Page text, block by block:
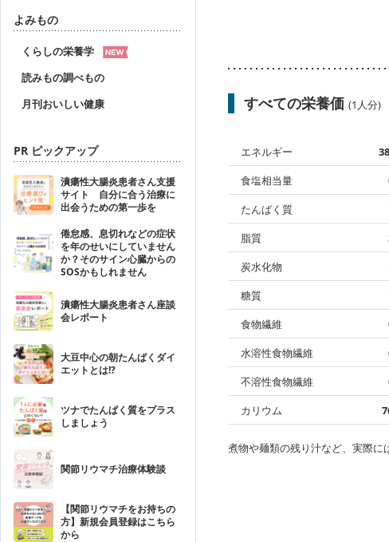
よみもの
くらしの栄養学
読みもの調べもの
月刊おいしい健康
PR ピックアップ
潰瘍性大腸炎患者さん支援
サイト 自分に合う治療に
出会うための第一歩を
倦怠感、息切れなどの症状
を年のせいにしていません
か？そのサイン心臓からの
SOSかもしれません
潰瘍性大腸炎患者さん座談
会レポート
大豆中心の朝たんぱくダイ
エットとは!?
ツナでたんぱく質をプラス
しましょう
関節リウマチ治療体験談
【関節リウマチをお持ちの
方】新規会員登録はこちら
から
すべての栄養価 (1人分)
エネルギー 38
食塩相当量
たんぱく質
脂質
炭水化物
糖質
食物繊維
水溶性食物繊維
不溶性食物繊維
カリウム
煮物や麺類の残り汁など、実際に